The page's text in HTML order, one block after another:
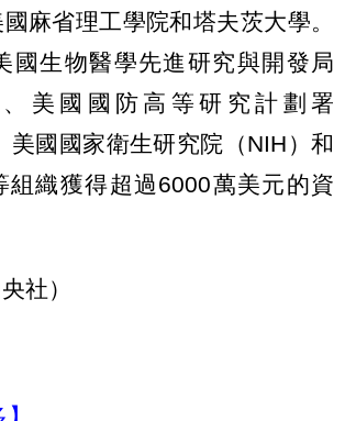
麻省理工學院和塔夫茨大學。
國生物醫學先進研究與開發局
、美國國防高等研究計劃署
美國國家衛生研究院（NIH）和
組織獲得超過6000萬美元的資
社）